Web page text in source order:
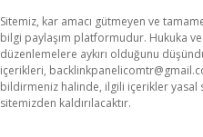
Sitemiz, kar amacı gütmeyen ve
bilgi paylaşım platformudur. Hukuka
düzenlemelere aykırı olduğunu
içerikleri,
bildirmeniz halinde, ilgili içerikler yasal
sitemizden kaldırılacaktır.